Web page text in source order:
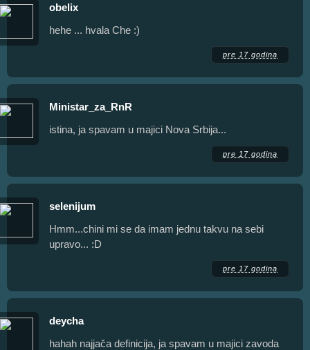
obelix
hehe ... hvala Che :)
pre 17 godina
Ministar_za_RnR
istina, ja spavam u majici Nova Srbija...
pre 17 godina
selenijum
Hmm...chini mi se da imam jednu takvu na sebi
upravo... :D
pre 17 godina
deycha
hahah najjača definicija, ja spavam u majici zavoda